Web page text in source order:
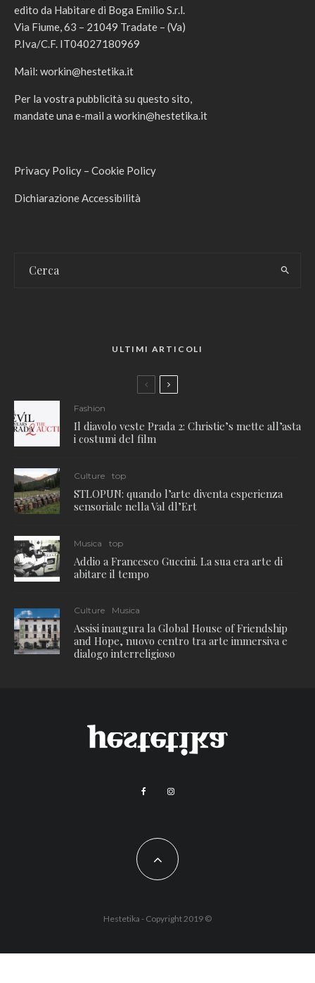
edito da Habitare di Boga Emilio S.r.l.
Via Fiume, 63 – 21049 Tradate – (Va)
P.Iva/C.F. IT04027180969
Mail: workin@hestetika.it
Per la vostra pubblicità su questo sito,
mandate una e-mail a workin@hestetika.it
Privacy Policy – Cookie Policy
Dichiarazione Accessibilità
ULTIMI ARTICOLI
Fashion
Il diavolo veste Prada 2: Christie’s mette all’asta
i costumi del film
Culture top
STLOPUN: quando l’arte diventa esperienza
sensoriale nella Val dl’Ert
Musica top
Addio a Francesco Guccini. La sua era arte di
abitare il tempo
Culture Musica
Assisi inaugura la Global House of Friendship
and Hope, nuovo centro tra arte immersiva e
dialogo interreligioso
Hestetika - Copyright 2019 ©